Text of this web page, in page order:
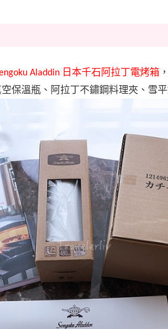
Aladdin 日本千石阿拉丁電烤箱
保溫瓶、阿拉丁不鏽鋼料理夾、雪